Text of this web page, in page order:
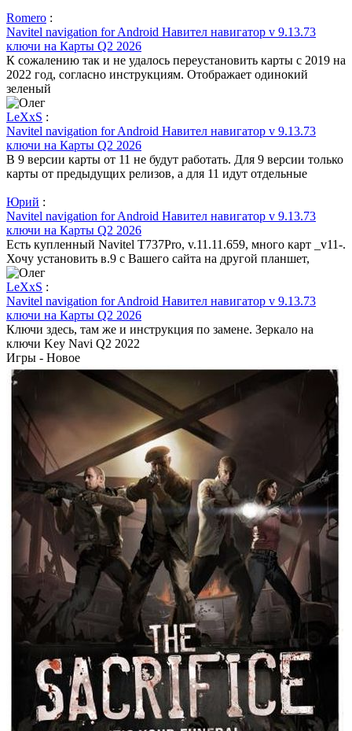
Romero :
Navitel navigation for Android Навител навигатор v 9.13.73
ключи на Карты Q2 2026
К сожалению так и не удалось переустановить карты с 2019 на
2022 год, согласно инструкциям. Отображает одинокий
зеленый
LeXxS :
Navitel navigation for Android Навител навигатор v 9.13.73
ключи на Карты Q2 2026
В 9 версии карты от 11 не будут работать. Для 9 версии только
карты от предыдущих релизов, а для 11 идут отдельные
Юрий :
Navitel navigation for Android Навител навигатор v 9.13.73
ключи на Карты Q2 2026
Есть купленный Navitel T737Pro, v.11.11.659, много карт _v11-.
Хочу установить в.9 с Вашего сайта на другой планшет,
LeXxS :
Navitel navigation for Android Навител навигатор v 9.13.73
ключи на Карты Q2 2026
Ключи здесь, там же и инструкция по замене. Зеркало на
ключи Key Navi Q2 2022
Игры - Новое